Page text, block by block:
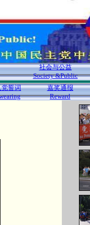
社会与公益
Society &Public
党誓词
嘉奖通报
Reward